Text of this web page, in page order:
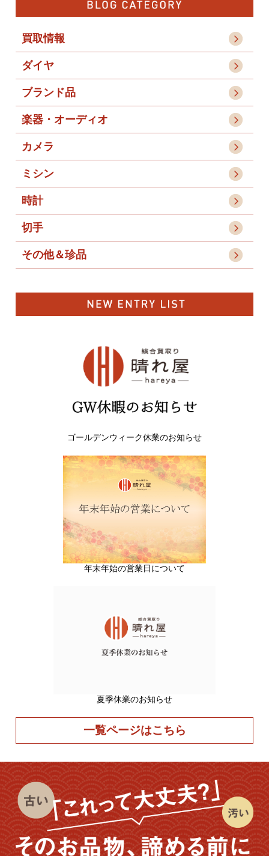
買取情報
ダイヤ
ブランド品
楽器・オーディオ
カメラ
ミシン
時計
切手
その他＆珍品
ゴールデンウィーク休業のお知らせ
年末年始の営業日について
夏季休業のお知らせ
一覧ページはこちら